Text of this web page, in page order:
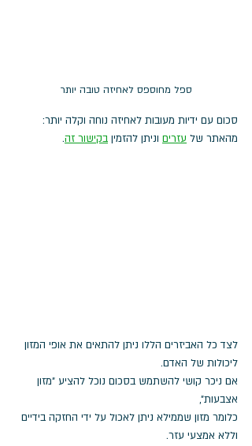
ספל מחוספס לאחיזה טובה יותר
סכום עם ידיות מעובות לאחיזה נוחה וקלה יותר:
מהאתר של עזרים וניתן להזמין בקישור זה.
לצד כל האביזרים הללו ניתן להתאים את אופי המזון
ליכולות של האדם.
אם ניכר קושי להשתמש בסכום נוכל להציע "מזון
אצבעות",
כלומר מזון שממילא ניתן לאכול על ידי החזקה בידיים
וללא אמצעי עזר.